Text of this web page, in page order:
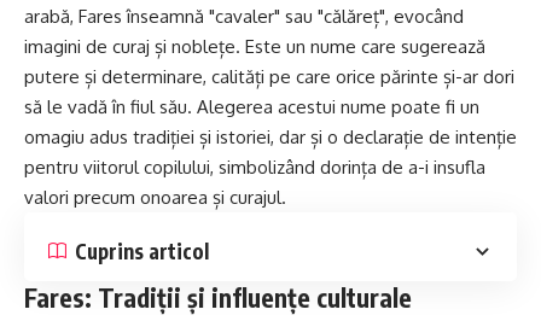
arabă, Fares înseamnă "cavaler" sau "călăreț", evocând
imagini de curaj și noblețe. Este un nume care sugerează
putere și determinare, calități pe care orice părinte și-ar dori
să le vadă în fiul său. Alegerea acestui nume poate fi un
omagiu adus tradiției și istoriei, dar și o declarație de intenție
pentru viitorul copilului, simbolizând dorința de a-i insufla
valori precum onoarea și curajul.
Cuprins articol
Fares: Tradiții și influențe culturale